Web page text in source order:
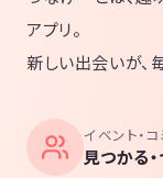
アプリ。
新しい出会いが、
イベント・
見つかる